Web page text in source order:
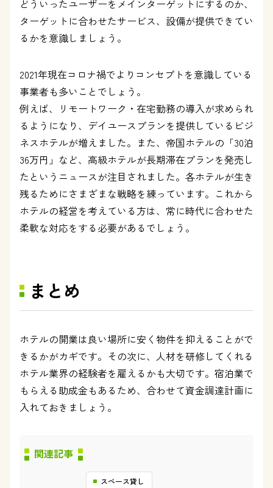
どういったユーザーをメインターゲットにするのか、
ターゲットに合わせたサービス、設備が提供できてい
るかを意識しましょう。
2021年現在コロナ禍でよりコンセプトを意識している
事業者も多いことでしょう。
例えば、リモートワーク・在宅勤務の導入が求められ
るようになり、デイユースプランを提供しているビジ
ネスホテルが増えました。また、帝国ホテルの「30泊
36万円」など、高級ホテルが長期滞在プランを発売し
たというニュースが注目されました。各ホテルが生き
残るためにさまざまな戦略を練っています。これから
ホテルの経営を考えている方は、常に時代に合わせた
柔軟な対応をする必要があるでしょう。
まとめ
ホテルの開業は良い場所に安く物件を抑えることがで
きるかがカギです。その次に、人材を研修してくれる
ホテル業界の経験者を雇えるかも大切です。宿泊業で
もらえる助成金もあるため、合わせて資金調達計画に
入れておきましょう。
関連記事
スペース貸し